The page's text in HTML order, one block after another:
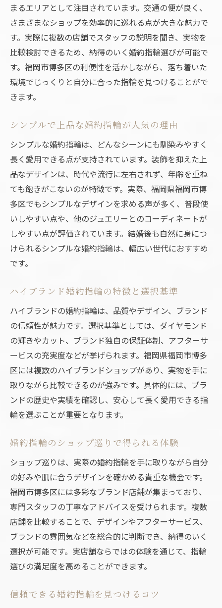
の魅力
婚約指輪のシンプルさと品質のバランス
ハイブランド婚約指輪の選び方を徹底解説
ハイブランド婚約指輪の信頼性と安心感と
は
婚約指輪選びでブランドにこだわる理由
婚約指輪のブランド比較で抑えるべき点
ハイブランド婚約指輪のアフターサービス
事情
婚約指輪選びに迷ったときのポイント集
婚約指輪選びの悩みを解消する考え方
シンプルデザイン婚約指輪の選択基準
ハイブランド婚約指輪と予算のバランス術
婚約指輪選びで参考になる体験談の活用法
信頼できる婚約指輪ショップの見極め方
婚約指輪の口コミが選び方に与える影響
シンプルデザイン婚約指輪の評判をチェッ
ク
ハイブランド婚約指輪の口コミに学ぶ安心
感
婚約指輪選びで避けたい失敗例と対策
信頼できる婚約指輪ショップの口コミ活用
法
福岡で体験する婚約指輪の試着と相談の魅力
福岡市博多区で婚約指輪相談が人気の理由
婚約指輪選びで体験重視のポイント
婚約指輪ショップの相談サービス活用法
まるエリアとして注目されています。交通の便が良く、
さまざまなショップを効率的に巡れる点が大きな魅力で
す。実際に複数の店舗でスタッフの説明を聞き、実物を
比較検討できるため、納得のいく婚約指輪選びが可能で
す。福岡市博多区の利便性を活かしながら、落ち着いた
環境でじっくりと自分に合った指輪を見つけることがで
きます。
シンプルで上品な婚約指輪が人気の理由
シンプルな婚約指輪は、どんなシーンにも馴染みやすく
長く愛用できる点が支持されています。装飾を抑えた上
品なデザインは、時代や流行に左右されず、年齢を重ね
ても飽きがこないのが特徴です。実際、福岡県福岡市博
多区でもシンプルなデザインを求める声が多く、普段使
いしやすい点や、他のジュエリーとのコーディネートが
しやすい点が評価されています。結婚後も自然に身につ
けられるシンプルな婚約指輪は、幅広い世代におすすめ
です。
ハイブランド婚約指輪の特徴と選択基準
ハイブランドの婚約指輪は、品質やデザイン、ブランド
の信頼性が魅力です。選択基準としては、ダイヤモンド
の輝きやカット、ブランド独自の保証体制、アフターサ
ービスの充実度などが挙げられます。福岡県福岡市博多
区には複数のハイブランドショップがあり、実物を手に
取りながら比較できるのが強みです。具体的には、ブラ
ンドの歴史や実績を確認し、安心して長く愛用できる指
輪を選ぶことが重要となります。
婚約指輪のショップ巡りで得られる体験
ショップ巡りは、実際の婚約指輪を手に取りながら自分
の好みや肌に合うデザインを確かめる貴重な機会です。
福岡市博多区には多彩なブランド店舗が集まっており、
専門スタッフの丁寧なアドバイスを受けられます。複数
店舗を比較することで、デザインやアフターサービス、
ブランドの雰囲気などを総合的に判断でき、納得のいく
選択が可能です。実店舗ならではの体験を通じて、指輪
選びの満足度を高めることができます。
信頼できる婚約指輪を見つけるコツ